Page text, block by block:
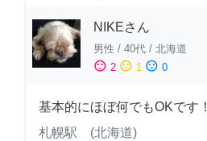
NIKEさん
男性 / 40代 / 北海道
sentiment_satisfied 2 sentiment_neutral 1 sentiment_dissatisfied 0
基本的にほぼ何でもOKです！
札幌駅 (北海道)